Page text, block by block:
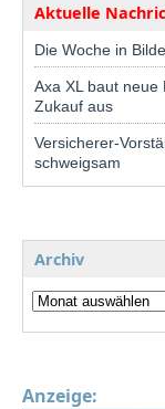
Aktuelle
Die Woche in
Axa XL baut neue
Zukauf aus
Versicherer-
schweigsam
Archiv
Anzeige: